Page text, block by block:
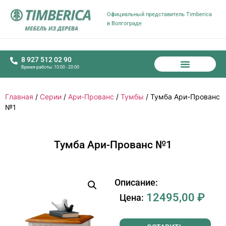
Официальный представитель Timberica
в Волгограде
8 927 512 02 90
Время работы: 10:00 - 20:00
Главная / Серии / Ари-Прованс / Тумбы / Тумба Ари-Прованс
№1
Тумба Ари-Прованс №1
Описание:
Цена: 12495,00 ₽